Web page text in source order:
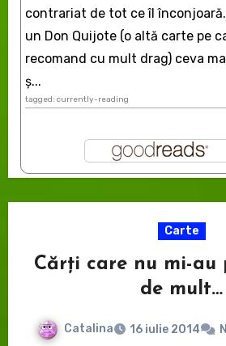
contrariat de tot ce îl
un Don Quijote (o altă carte pe
recomand cu mult drag) ceva
ș...
tagged: currently-reading
Carte
Cărți care nu mi-
de mult…
Catalina 16 iulie 2014